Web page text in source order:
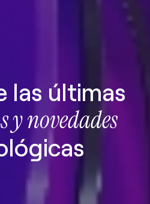
las últimas
y novedades